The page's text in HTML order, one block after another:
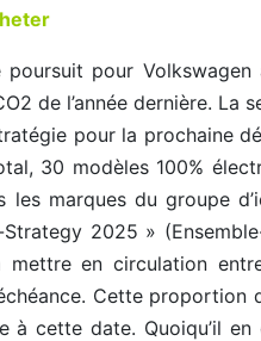
poursuit pour
de l’année dernière. La
pour la prochaine
30 modèles 100%
les marques du groupe
2025 »
mettre en circulation
Cette
à cette date. Quoiqu’il